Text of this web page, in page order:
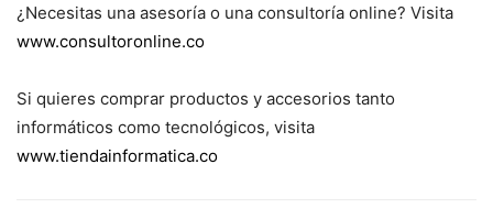
¿Necesitas una asesoría o una consultoría online? Visita
www.consultoronline.co
Si quieres comprar productos y accesorios tanto
informáticos como tecnológicos, visita
www.tiendainformatica.co